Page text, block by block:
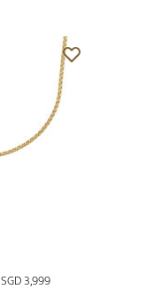
SGD 3,999